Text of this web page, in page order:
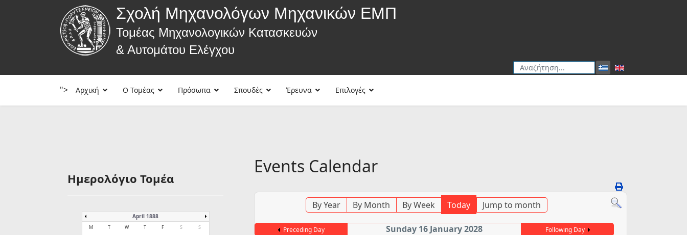
Σχολή Μηχανολόγων Μηχανικών ΕΜΠ
Τομέας Μηχανολογικών Κατασκευών
& Αυτομάτου Ελέγχου
Αναζήτηση
">
Αρχική Ο Τομέας Πρόσωπα Σπουδές Έρευνα Επιλογές
Ημερολόγιο Τομέα
April 1888
M T W T F S
S
Events Calendar
By Year By Month By Week Today Jump to month
Preceding Day Sunday 16 January 2028 Following Day